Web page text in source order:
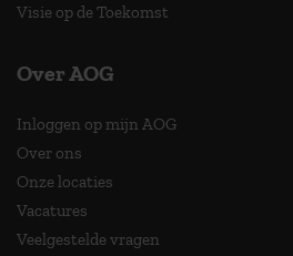
Visie op de Toekomst
Over AOG
Inloggen op mijn AOG
Over ons
Onze locaties
Vacatures
Veelgestelde vragen